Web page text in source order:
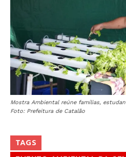
Mostra Ambiental reúne famílias,
Foto: Prefeitura de Catalão
TAGS